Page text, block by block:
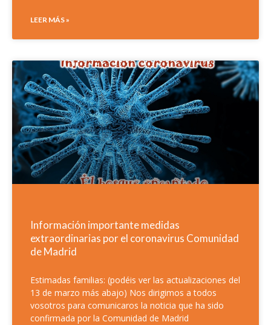
LEER MÁS »
Información importante medidas
extraordinarias por el coronavirus Comunidad
de Madrid
Estimadas familias: (podéis ver las actualizaciones del
13 de marzo más abajo) Nos dirigimos a todos
vosotros para comunicaros la noticia que ha sido
confirmada por la Comunidad de Madrid